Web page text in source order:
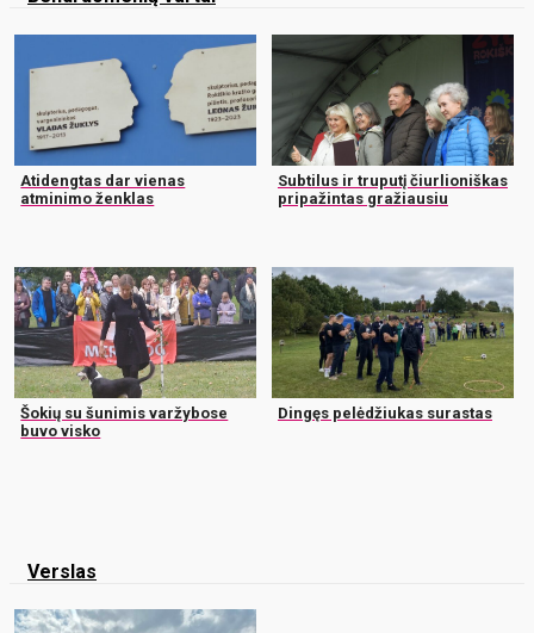
Atidengtas dar vienas
atminimo ženklas
Subtilus ir truputį čiurlioniškas
pripažintas gražiausiu
Šokių su šunimis varžybose
buvo visko
Dingęs pelėdžiukas surastas
Verslas